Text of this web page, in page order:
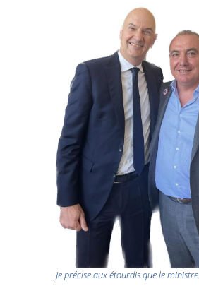
Je précise aux étourdis que le